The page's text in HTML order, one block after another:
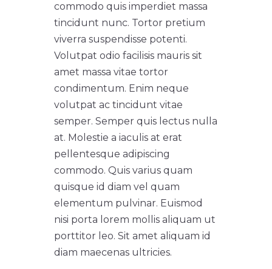
commodo quis imperdiet massa
tincidunt nunc. Tortor pretium
viverra suspendisse potenti.
Volutpat odio facilisis mauris sit
amet massa vitae tortor
condimentum. Enim neque
volutpat ac tincidunt vitae
semper. Semper quis lectus nulla
at. Molestie a iaculis at erat
pellentesque adipiscing
commodo. Quis varius quam
quisque id diam vel quam
elementum pulvinar. Euismod
nisi porta lorem mollis aliquam ut
porttitor leo. Sit amet aliquam id
diam maecenas ultricies.